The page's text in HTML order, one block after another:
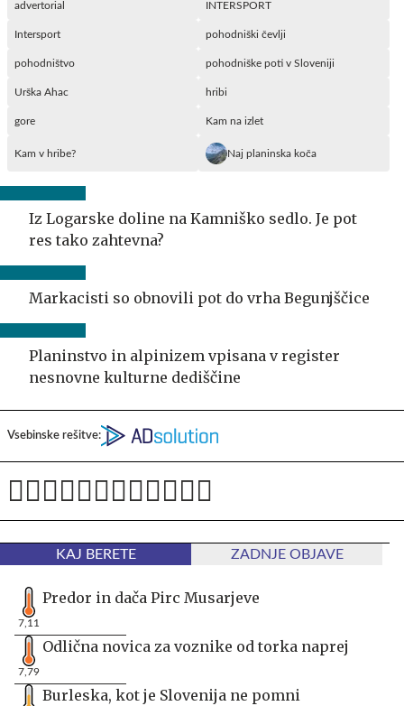
advertorial INTERSPORT
Intersport pohodniški čevlji
pohodništvo pohodniške poti v Sloveniji
Urška Ahac hribi
gore Kam na izlet
Kam v hribe? Naj planinska koča
Iz Logarske doline na Kamniško sedlo. Je pot
res tako zahtevna?
Markacisti so obnovili pot do vrha Begunjščice
Planinstvo in alpinizem vpisana v register
nesnovne kulturne dediščine
Vsebinske rešitve:
KAJ BERETE ZADNJE OBJAVE
7,11
Predor in dača Pirc Musarjeve
7,79
Odlična novica za voznike od torka naprej
Burleska, kot je Slovenija ne pomni